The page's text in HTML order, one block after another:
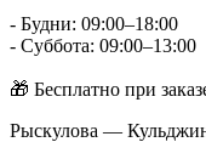
- Будни: 09:00–18:00
- Суббота: 09:00–13:00
🎁 Бесплатно при
Рыскулова —